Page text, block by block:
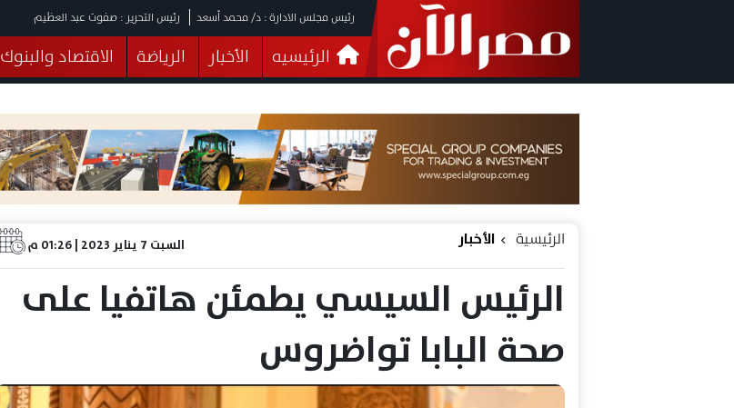
رئيس مجلس الادارة : د/ محمد أسعد رئيس التحرير : صفوت عبد العظيم
الرئيسيه الأخبار الرياضة الاقتصاد والبنوك
فيديوهات
البرلمان صحة الثقافة خدمات
السبت 7 يناير 2023 | 01:26 م الرئيسية الأخبار
الرئيس السيسي يطمئن هاتفيا على
صحة البابا تواضروس